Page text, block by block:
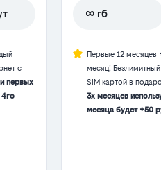
с
первых
4го
∞ гб
Первые 12 месяцев
месяц!
SIM картой в
3х месяцев
месяца будет +50